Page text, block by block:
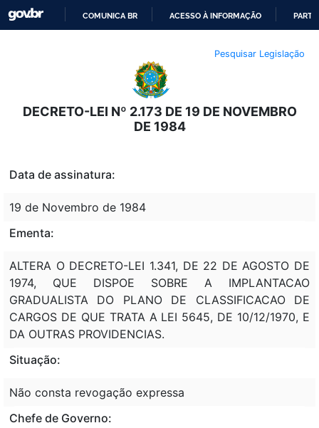
O
CONTEÚDO
COMUNICA BR ACESSO À INFORMAÇÃO
Pesquisar Legislação
DECRETO-LEI Nº 2.173 DE 19 DE NOVEMBRO
DE 1984
Data de assinatura:
19 de Novembro de 1984
Ementa:
ALTERA O DECRETO-LEI 1.341, DE 22 DE AGOSTO DE
1974, QUE DISPOE SOBRE A IMPLANTACAO
GRADUALISTA DO PLANO DE CLASSIFICACAO DE
CARGOS DE QUE TRATA A LEI 5645, DE 10/12/1970, E
DA OUTRAS PROVIDENCIAS.
Situação:
Não consta revogação expressa
Chefe de Governo: